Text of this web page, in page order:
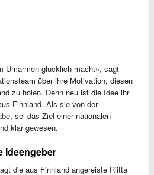
Umarmen glücklich macht», sagt
über ihre Motivation, diesen
zu holen. Denn neu ist die Idee ihr
Finnland. Als sie von der
sei das Ziel einer nationalen
klar gewesen.
Ideengeber
die aus Finnland angereiste Riitta